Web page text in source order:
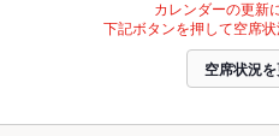
カレンダーの更新
下記ボタンを押して空席状
空席状況